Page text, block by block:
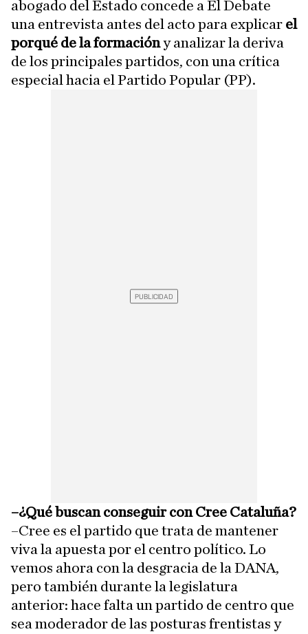
abogado del Estado concede a El Debate
una entrevista antes del acto para explicar el
porqué de la formacióny analizar la deriva
de los principales partidos, con una crítica
especial hacia el Partido Popular (PP).
–¿Qué buscan conseguir con Cree Cataluña?
–Cree es el partido que trata de mantener
viva la apuesta por el centro político. Lo
vemos ahora con la desgracia de la DANA,
pero también durante la legislatura
anterior: hace falta un partido de centro que
sea moderador de las posturas frentistas y